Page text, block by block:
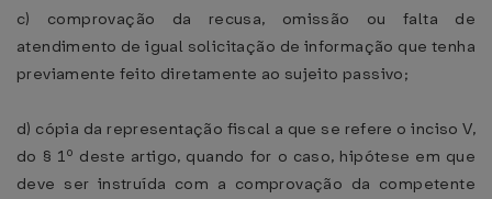
c) comprovação da recusa, omissão ou falta de
atendimento de igual solicitação de informação que tenha
previamente feito diretamente ao sujeito passivo;
d) cópia da representação fiscal a que se refere o inciso V,
do § 1º deste artigo, quando for o caso, hipótese em que
deve ser instruída com a comprovação da competente